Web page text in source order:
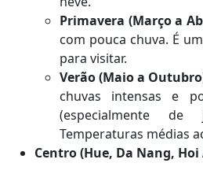
Primavera (Março a
com pouca chuva. É
para visitar.
Verão (Maio a
chuvas intensas e
(especialmente
Temperaturas médias
Centro (Hue, Da Nang, Hoi